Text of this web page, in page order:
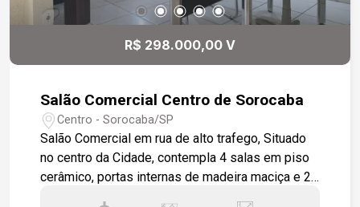
R$ 298.000,00 V
Salão Comercial Centro de Sorocaba
Centro - Sorocaba/SP
Salão Comercial em rua de alto trafego, Situado
no centro da Cidade, contempla 4 salas em piso
cerâmico, portas internas de madeira maciça e 2